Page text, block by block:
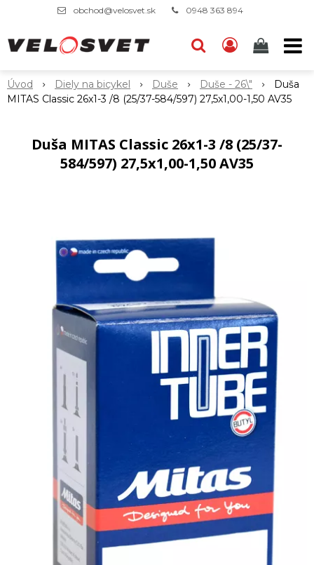
obchod@velosvet.sk 0948 363 894
Úvod Diely na bicykel Duše Duše - 26\"
Duša
MITAS Classic 26x1-3 /8 (25/37-584/597) 27,5x1,00-1,50 AV35
Duša MITAS Classic 26x1-3 /8 (25/37-
584/597) 27,5x1,00-1,50 AV35